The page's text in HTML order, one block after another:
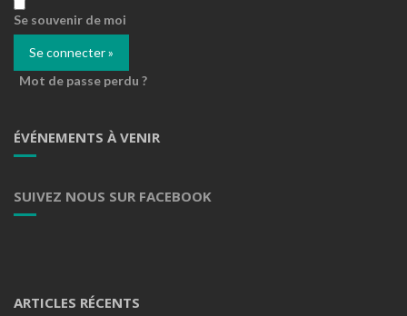
Se souvenir de moi
Mot de passe perdu ?
ÉVÉNEMENTS À VENIR
SUIVEZ NOUS SUR FACEBOOK
ARTICLES RÉCENTS